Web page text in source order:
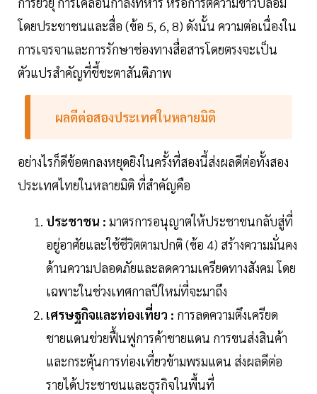
โดยประชาชนและสื่อ (ข้อ 5, 6, 8) ดังนั้น ความต่อเนื่องใน
การเจรจาและการรักษาช่องทางสื่อสารโดยตรงจะเป็น
ตัวแปรสำคัญที่ชี้ชะตาสันติภาพ
ผลดีต่อสองประเทศในหลายมิติ
อย่างไรก็ดีข้อตกลงหยุดยิงในครั้งที่สองนี้ส่งผลดีต่อทั้งสอง
ประเทศไทยในหลายมิติ ที่สำคัญคือ
ประชาชน : มาตรการอนุญาตให้ประชาชนกลับสู่ที่
อยู่อาศัยและใช้ชีวิตตามปกติ (ข้อ 4) สร้างความมั่นคง
ด้านความปลอดภัยและลดความเครียดทางสังคม โดย
เฉพาะในช่วงเทศกาลปีใหม่ที่จะมาถึง
เศรษฐกิจและท่องเที่ยว : การลดความตึงเครียด
ชายแดนช่วยฟื้นฟูการค้าชายแดน การขนส่งสินค้า
และกระตุ้นการท่องเที่ยวข้ามพรมแดน ส่งผลดีต่อ
รายได้ประชาชนและธุรกิจในพื้นที่